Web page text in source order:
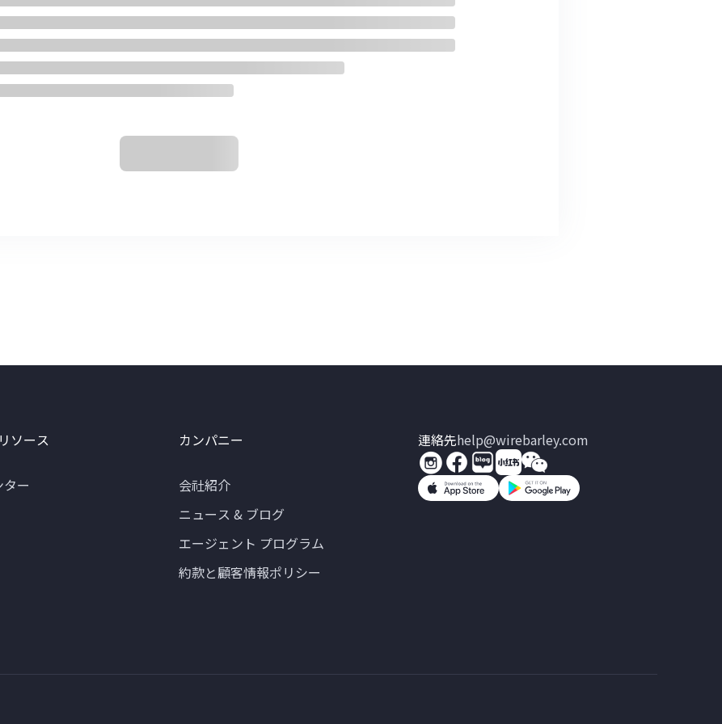
ソース
ー
カンパニー
会社紹介
ニュース & ブログ
エージェント プログラム
約款と顧客情報ポリシー
連絡先help@wirebarley.com